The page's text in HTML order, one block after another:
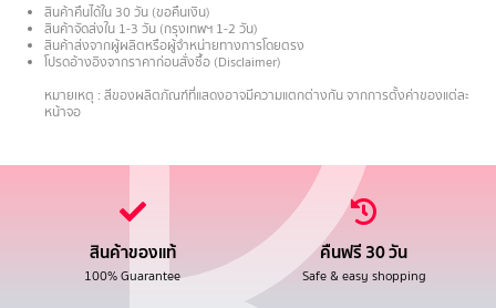
สินค้าคืนได้ใน 30 วัน (ขอคืนเงิน)
สินค้าจัดส่งใน 1-3 วัน (กรุงเทพฯ 1-2 วัน)
สินค้าส่งจากผู้ผลิตหรือผู้จำหน่ายทางการโดยตรง
โปรดอ้างอิงจากราคาก่อนสั่งซื้อ (Disclaimer)
หมายเหตุ : สีของผลิตภัณฑ์ที่แสดงอาจมีความแตกต่างกัน จากการตั้งค่าของแต่ละ
หน้าจอ
สินค้าของแท้
100% Guarantee
คืนฟรี 30 วัน
Safe & easy shopping